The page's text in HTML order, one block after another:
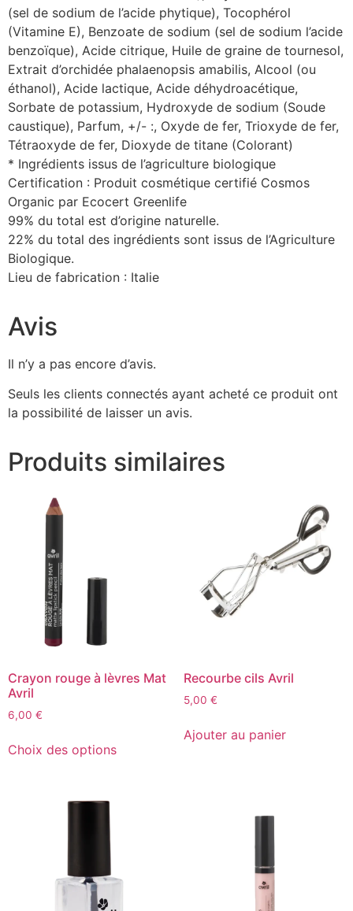
(sel de sodium de l’acide phytique), Tocophérol
(Vitamine E), Benzoate de sodium (sel de sodium l’acide
benzoïque), Acide citrique, Huile de graine de tournesol,
Extrait d’orchidée phalaenopsis amabilis, Alcool (ou
éthanol), Acide lactique, Acide déhydroacétique,
Sorbate de potassium, Hydroxyde de sodium (Soude
caustique), Parfum, +/- :, Oxyde de fer, Trioxyde de fer,
Tétraoxyde de fer, Dioxyde de titane (Colorant)
* Ingrédients issus de l’agriculture biologique
Certification : Produit cosmétique certifié Cosmos
Organic par Ecocert Greenlife
99% du total est d’origine naturelle.
22% du total des ingrédients sont issus de l’Agriculture
Biologique.
Lieu de fabrication : Italie
Avis
Il n’y a pas encore d’avis.
Seuls les clients connectés ayant acheté ce produit ont
la possibilité de laisser un avis.
Produits similaires
Crayon rouge à lèvres Mat
Avril
6,00 €
Choix des options
Recourbe cils Avril
5,00 €
Ajouter au panier